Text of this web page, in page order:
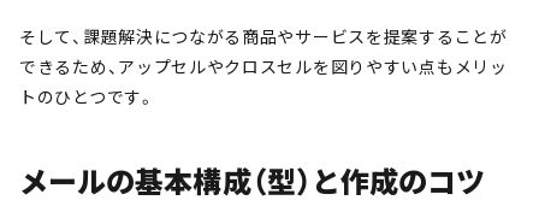
そして、課題解決につながる商品やサービスを提案することが
できるため、アップセルやクロスセルを図りやすい点もメリッ
トのひとつです。
メールの基本構成（型）と作成のコツ